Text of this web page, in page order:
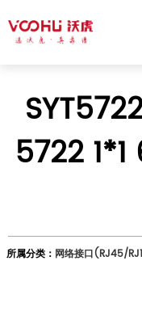
5722
所属分类： 网络接口(RJ45/